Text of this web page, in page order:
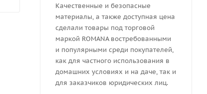
Качественные и безопасные
материалы, а также доступная цена
сделали товары под торговой
маркой ROMANA востребованными
и популярными среди покупателей,
как для частного использования в
домашних условиях и на даче, так и
для заказчиков юридических лиц.